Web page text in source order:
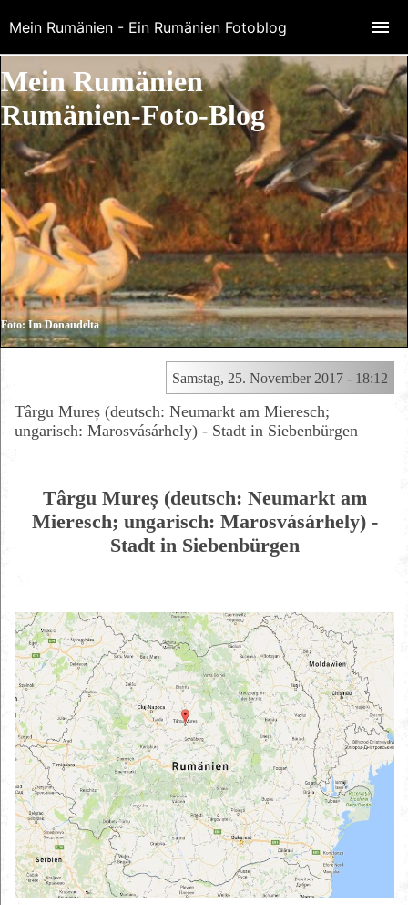
Mein Rumänien
Rumänien-Foto-Blog
Foto: Im Donaudelta
Samstag, 25. November 2017 - 18:12
Târgu Mureș (deutsch: Neumarkt am Mieresch;
ungarisch: Marosvásárhely) - Stadt in Siebenbürgen
Târgu Mureș (deutsch: Neumarkt am
Mieresch; ungarisch: Marosvásárhely) -
Stadt in Siebenbürgen
Mein Rumänien - Ein Rumänien Fotoblog